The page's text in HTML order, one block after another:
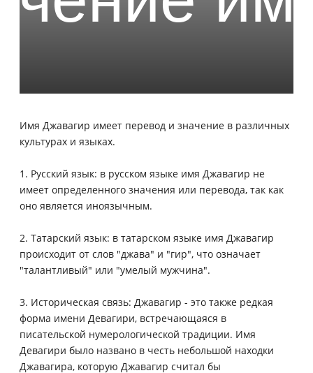
Имя Джавагир имеет перевод и значение в различных
культурах и языках.
1. Русский язык: в русском языке имя Джавагир не
имеет определенного значения или перевода, так как
оно является иноязычным.
2. Татарский язык: в татарском языке имя Джавагир
происходит от слов "джава" и "гир", что означает
"талантливый" или "умелый мужчина".
3. Историческая связь: Джавагир - это также редкая
форма имени Девагири, встречающаяся в
писательской нумерологической традиции. Имя
Девагири было названо в честь небольшой находки
Джавагира, которую Джавагир считал бы